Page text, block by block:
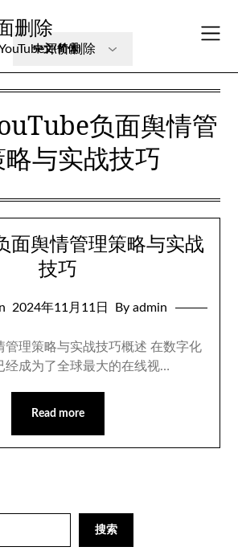
删除
评价删除
负面舆情管
与实战技巧
面舆情管理策略与实战
技巧
2024年11月11日 By admin
管理策略与实战技巧概述 在数字化
经成为了全球最大的在线视…
Read more
搜索